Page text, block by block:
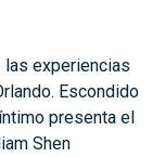
las experiencias
Escondido
presenta el
Shen